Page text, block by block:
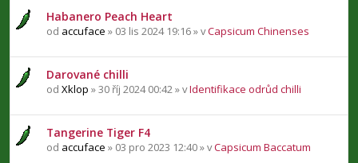
Habanero Peach Heart
od accuface » 03 lis 2024 19:16 » vCapsicum Chinenses
Darované chilli
od Xklop » 30 říj 2024 00:42 » vIdentifikace odrůd chilli
Tangerine Tiger F4
od accuface » 03 pro 2023 12:40 » vCapsicum Baccatum